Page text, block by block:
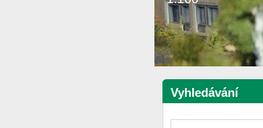
Vyhledávání